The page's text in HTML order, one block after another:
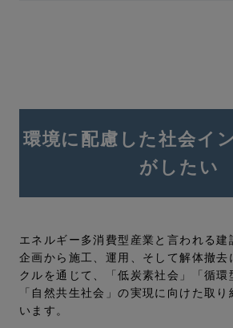
環境に配慮した社会イ
がしたい
エネルギー多消費型産業と言われる建
企画から施工、運用、そして解体撤去
クルを通じて、「低炭素社会」「循環
「自然共生社会」の実現に向けた取
います。